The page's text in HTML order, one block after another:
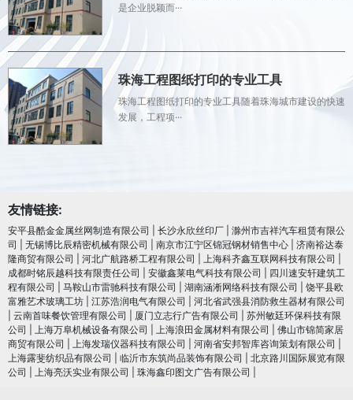
是企业脱颖而···
珠海工程图纸打印的专业工具
珠海工程图纸打印的专业工具随着珠海城市建设的快速
发展，工程项···
友情链接:
安平县酷金金属丝网制造有限公司 长沙永欣丝印厂
滁州市吉祥汽车租赁有限公
司
无锡博比辰精密机械有限公司 南京市江宁区锦冠钢材销售中心
济南裕达泰
隆商贸有限公司
河北广航路桥工程有限公司 上海科齐鑫互联网科技有限公司
成都时铭辰越科技有限责任公司
安徽鑫莱电气科技有限公司
四川速安轩建筑工
程有限公司
马鞍山市雷驰科技有限公司 湖南涵淅网络科技有限公司
饶平县欧
富雅艺术玻璃工坊
江苏浩润电⽓有限公司
河北省武强县消防救生器材有限公司
云南首味餐饮管理有限公司 厦门立志行广告有限公司
苏州敏廷环保科技有限
公司
上海万阜机械设备有限公司 上海浪田金属材料有限公司
佛山市锦简家居
商贸有限公司
上海发瑞仪器科技有限公司 河南省安邦智库咨询策划有限公司
上海露斐纺织品有限公司
临沂市东筑尚品装饰有限公司
北京路川国际展览有限
公司
上海亮沃实业有限公司 珠海鑫印图文广告有限公司